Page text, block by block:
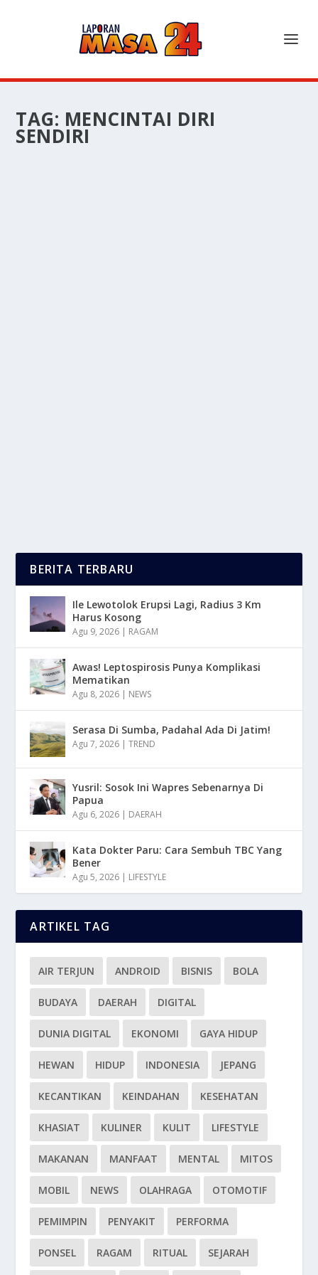
TAG: MENCINTAI DIRI
SENDIRI
BERITA TERBARU
Ile Lewotolok Erupsi Lagi, Radius 3 Km
Harus Kosong
Agu 9, 2026 | RAGAM
Awas! Leptospirosis Punya Komplikasi
Mematikan
Agu 8, 2026 | NEWS
Serasa Di Sumba, Padahal Ada Di Jatim!
Agu 7, 2026 |TREND
Yusril: Sosok Ini Wapres Sebenarnya Di
Papua
Agu 6, 2026 | DAERAH
Kata Dokter Paru: Cara Sembuh TBC Yang
Bener
Agu 5, 2026 | LIFESTYLE
ARTIKEL TAG
AIR TERJUN ANDROID BISNIS BOLA
BUDAYA DAERAH DIGITAL
DUNIA DIGITAL EKONOMI GAYA HIDUP
HEWAN HIDUP INDONESIA JEPANG
KECANTIKAN KEINDAHAN KESEHATAN
KHASIAT KULINER KULIT LIFESTYLE
MAKANAN MANFAAT MENTAL MITOS
MOBIL NEWS OLAHRAGA OTOMOTIF
PEMIMPIN PENYAKIT PERFORMA
PONSEL RAGAM RITUAL SEJARAH